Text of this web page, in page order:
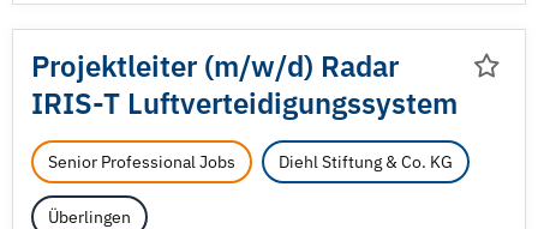
Projektleiter (m/w/d) Radar
IRIS-T Luftverteidigungssystem
Senior Professional Jobs Diehl Stiftung & Co. KG
Überlingen